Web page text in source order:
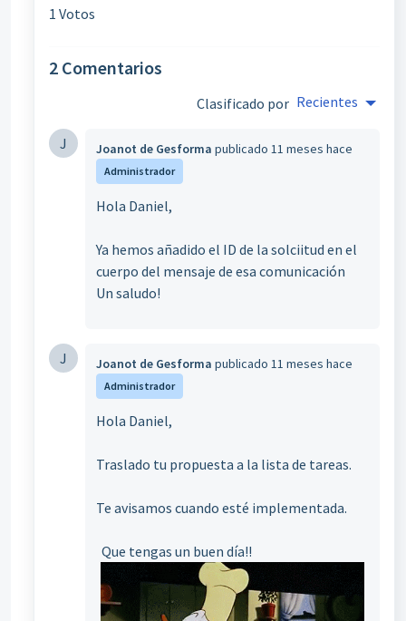
1 Votos
2 Comentarios
Clasificado por Recientes
J Joanot de Gesforma publicado 11 meses hace
Administrador
Hola Daniel,
Ya hemos añadido el ID de la solciitud en el
cuerpo del mensaje de esa comunicación
Un saludo!
J Joanot de Gesforma publicado 11 meses hace
Administrador
Hola Daniel,
Traslado tu propuesta a la lista de tareas.
Te avisamos cuando esté implementada.
Que tengas un buen día!!